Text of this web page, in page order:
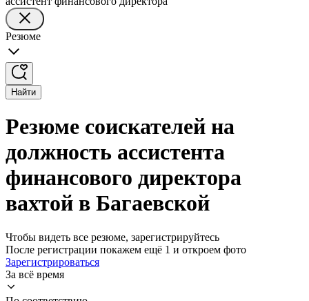
Резюме
Найти
Резюме соискателей на
должность ассистента
финансового директора
вахтой в Багаевской
Чтобы видеть все резюме, зарегистрируйтесь
После регистрации покажем ещё 1 и откроем фото
Зарегистрироваться
За всё время